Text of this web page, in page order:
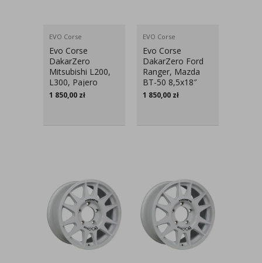
EVO Corse
Evo Corse
DakarZero
Mitsubishi L200,
L300, Pajero
Sport, Pajero V6,
1 850,00 zł
EVO Corse
Evo Corse
DakarZero Ford
Ranger, Mazda
BT-50 8,5x18″
1 850,00 zł